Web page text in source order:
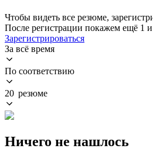
Чтобы видеть все резюме,
После регистрации покажем ещё 1
Зарегистрироваться
За всё время
По соответствию
20 резюме
Ничего не нашлось